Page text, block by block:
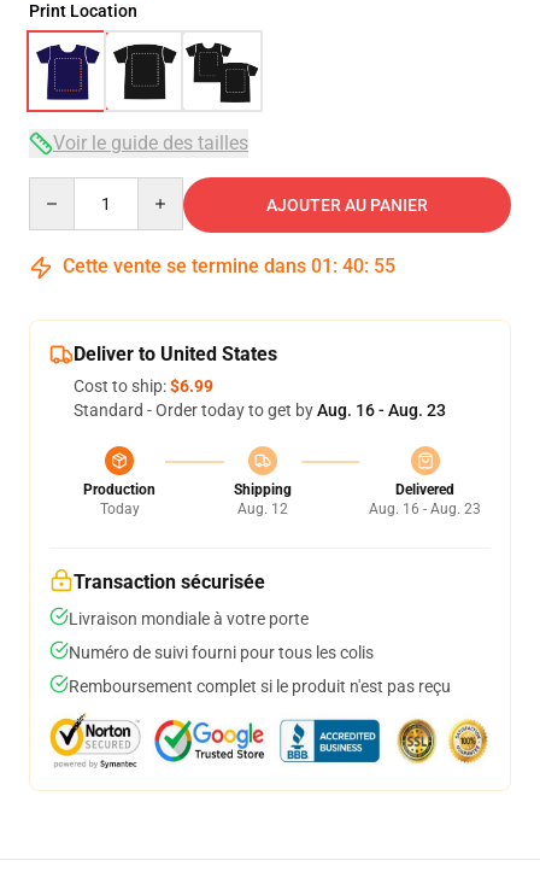
Print Location
Voir le guide des tailles
AJOUTER AU PANIER
Cette vente se termine dans 01 : 40: 54
Deliver to United States
Cost to ship:$6.99
Standard - Order today to get byAug. 16 - Aug. 23
Production
Today
Shipping
Aug. 12
Delivered
Aug. 16 - Aug. 23
Transaction sécurisée
Livraison mondiale à votre porte
Numéro de suivi fourni pour tous les colis
Remboursement complet si le produit n'est pas reçu